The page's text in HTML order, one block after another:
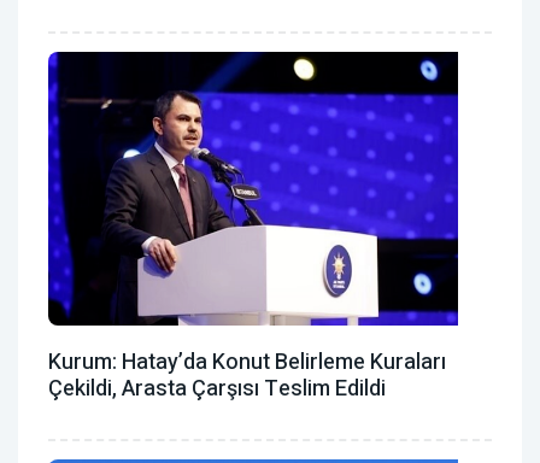
Kurum: Hatay’da Konut Belirleme Kuraları
Çekildi, Arasta Çarşısı Teslim Edildi